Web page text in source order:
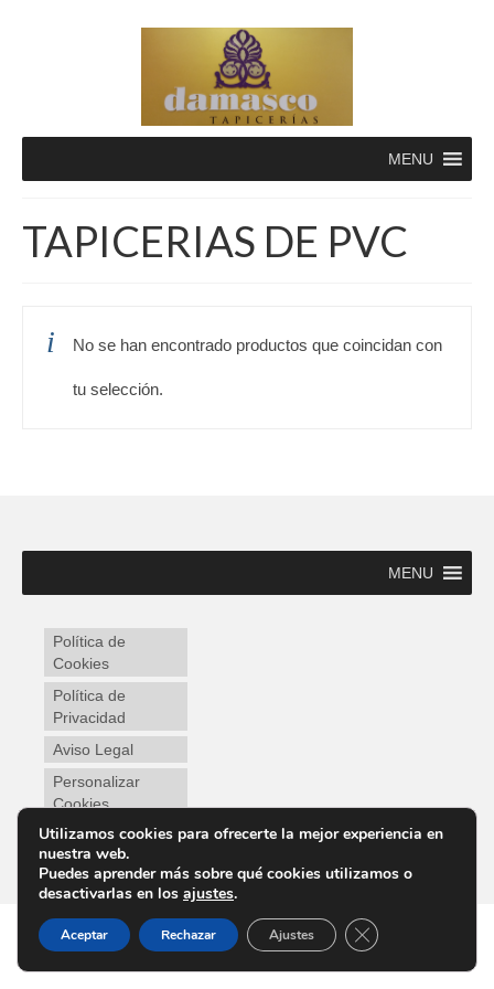
MENU
TAPICERIAS DE PVC
No se han encontrado productos que coincidan con
tu selección.
MENU
Política de
Cookies
Política de
Privacidad
Aviso Legal
Personalizar
Cookies
Utilizamos cookies para ofrecerte la mejor experiencia en
nuestra web.
Puedes aprender más sobre qué cookies utilizamos o
desactivarlas en los ajustes.
Aceptar Rechazar Ajustes Cerrar el banner